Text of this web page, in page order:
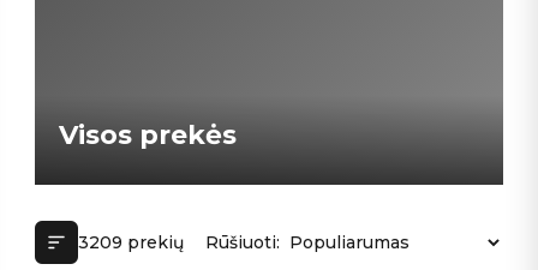
Visos prekės
3209 prekių Rūšiuoti: